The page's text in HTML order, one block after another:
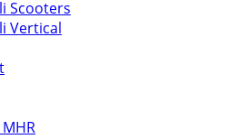
Scooters
Vertical